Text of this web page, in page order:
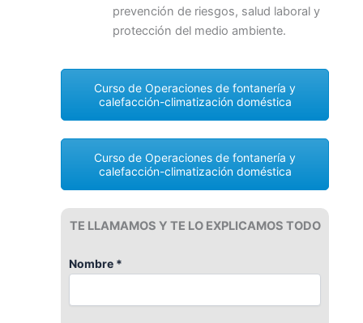
prevención de riesgos, salud laboral y
protección del medio ambiente.
Curso de Operaciones de fontanería y
calefacción-climatización doméstica
Curso de Operaciones de fontanería y
calefacción-climatización doméstica
TE LLAMAMOS Y TE LO EXPLICAMOS TODO
Nombre *